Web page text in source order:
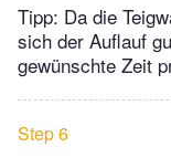
Tipp: Da die
sich der Auflauf
gewünschte Zeit
Step 6